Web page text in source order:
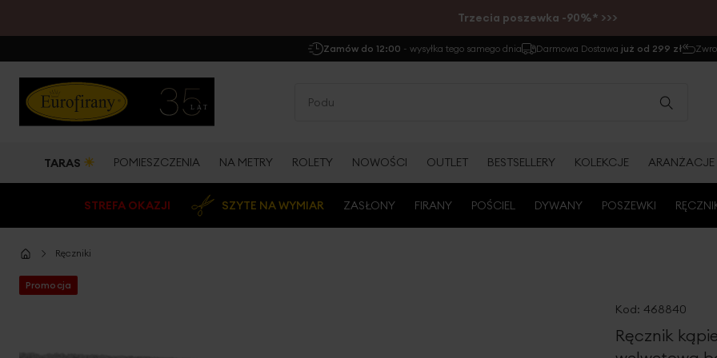
Trzecia poszewka -90%* >>>
Zamów do 12:00 - wysyłka tego samego dnia Darmowa Dostawa już od 299 zł
TARAS ☀ POMIESZCZENIA NA METRY ROLETY NOWOŚCI OUTLET BESTSELLERY KOLEKCJE ARANŻACJE
STREFA OKAZJI SZYTE NA WYMIAR ZASŁONY FIRANY POŚCIEL DYWANY POSZEWKI
Ręczniki
Promocja
Kod: 468840
Ręcznik